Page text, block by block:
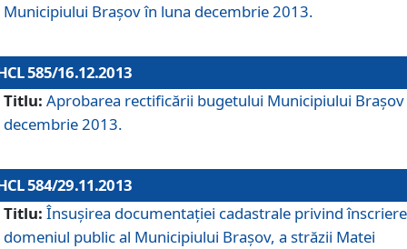
Municipiului Braşov în luna decembrie 2013.
585/16.12.2013
Titlu: Aprobarea rectificării bugetului Municipiului Braşov
decembrie 2013.
584/29.11.2013
Titlu: Însuşirea documentaţiei cadastrale privind
domeniul public al Municipiului Braşov, a străzii Matei